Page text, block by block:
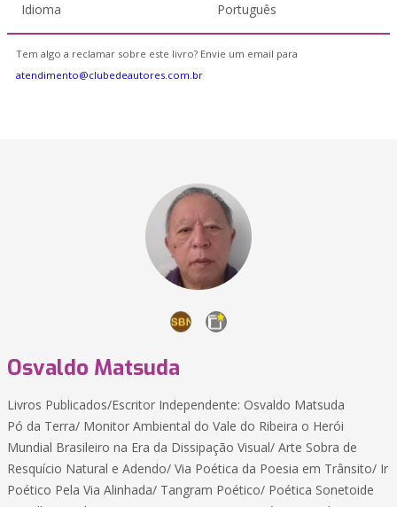
Idioma Português
Tem algo a reclamar sobre este livro? Envie um email para
atendimento@clubedeautores.com.br
Osvaldo Matsuda
Livros Publicados/Escritor Independente: Osvaldo Matsuda
Pó da Terra/ Monitor Ambiental do Vale do Ribeira o Herói
Mundial Brasileiro na Era da Dissipação Visual/ Arte Sobra de
Resquício Natural e Adendo/ Via Poética da Poesia em Trânsito/ Ir
Poético Pela Via Alinhada/ Tangram Poético/ Poética Sonetoide